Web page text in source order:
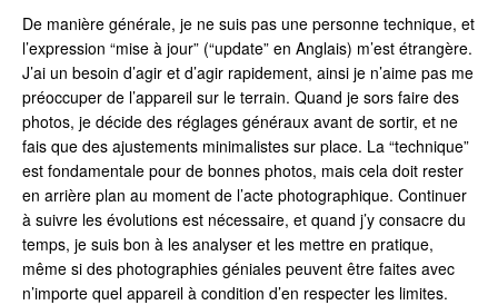
De manière générale, je ne suis pas une personne technique, et
l’expression “mise à jour” (“update” en Anglais) m’est étrangère.
J’ai un besoin d’agir et d’agir rapidement, ainsi je n’aime pas me
préoccuper de l’appareil sur le terrain. Quand je sors faire des
photos, je décide des réglages généraux avant de sortir, et ne
fais que des ajustements minimalistes sur place. La “technique”
est fondamentale pour de bonnes photos, mais cela doit rester
en arrière plan au moment de l’acte photographique. Continuer
à suivre les évolutions est nécessaire, et quand j’y consacre du
temps, je suis bon à les analyser et les mettre en pratique,
même si des photographies géniales peuvent être faites avec
n’importe quel appareil à condition d’en respecter les limites.